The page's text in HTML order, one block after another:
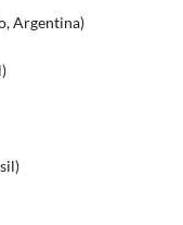
Argentina)